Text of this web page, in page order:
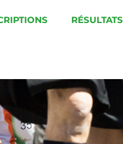
RÉSULTATS